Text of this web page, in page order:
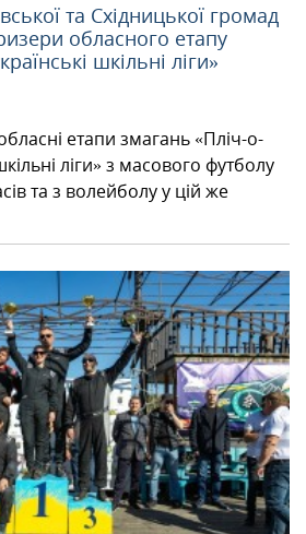
та Східницької громад
обласного етапу
шкільні ліги»
етапи змагань «Пліч-о-
ліги» з масового футболу
та з волейболу у цій же